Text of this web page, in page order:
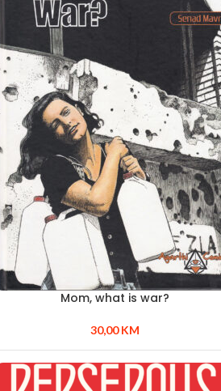
Mom, what is war?
30,00KM